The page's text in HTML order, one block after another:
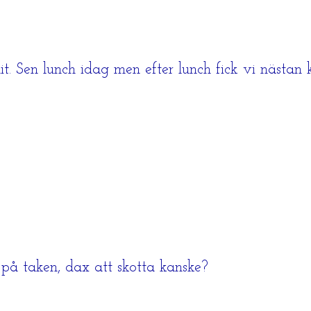
Sen lunch idag men efter lunch fick vi nästan
taken, dax att skotta kanske?